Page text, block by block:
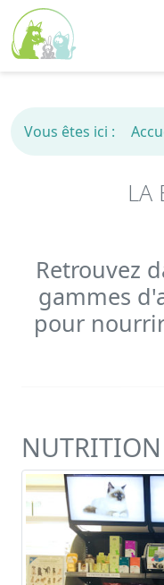
Vous êtes ici :
LA
Retrouvez
gammes
pour
NUTRITION